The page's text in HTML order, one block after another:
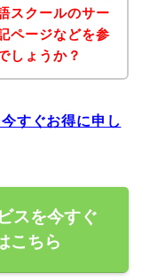
スクールのサー
ページなどを参
しょうか？
すぐお得に申し
スを今すぐ
こちら